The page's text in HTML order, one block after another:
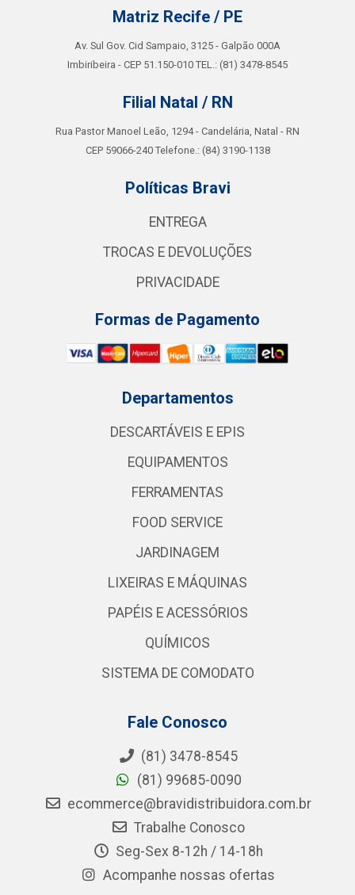
Matriz Recife / PE
Av. Sul Gov. Cid Sampaio, 3125 - Galpão 000A
Imbiribeira - CEP 51.150-010 TEL.: (81) 3478-8545
Filial Natal / RN
Rua Pastor Manoel Leão, 1294 - Candelária, Natal - RN
CEP 59066-240 Telefone.: (84) 3190-1138
Políticas Bravi
ENTREGA
TROCAS E DEVOLUÇÕES
PRIVACIDADE
Formas de Pagamento
Departamentos
DESCARTÁVEIS E EPIS
EQUIPAMENTOS
FERRAMENTAS
FOOD SERVICE
JARDINAGEM
LIXEIRAS E MÁQUINAS
PAPÉIS E ACESSÓRIOS
QUÍMICOS
SISTEMA DE COMODATO
Fale Conosco
(81) 3478-8545
(81) 99685-0090
ecommerce@bravidistribuidora.com.br
Trabalhe Conosco
Seg-Sex 8-12h / 14-18h
Acompanhe nossas ofertas